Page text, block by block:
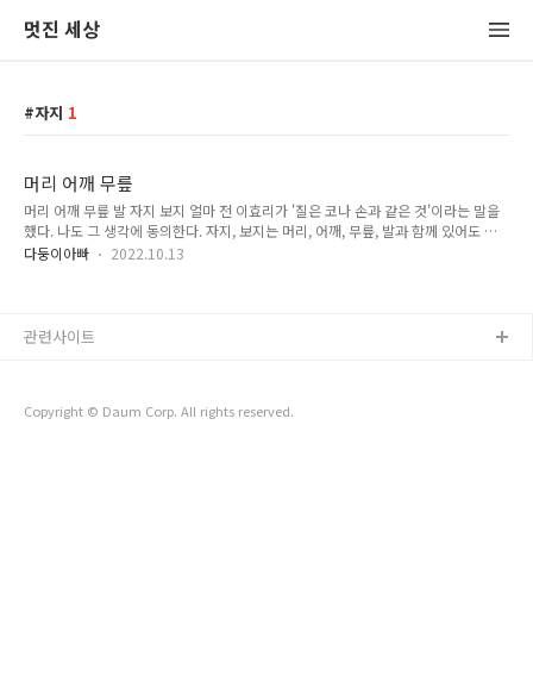
멋진 세상
자지 1
머리 어깨 무릎
머리 어깨 무릎 발 자지 보지 얼마 전 이효리가 '질은 코나 손과 같은 것'이라는 말을
했다. 나도 그 생각에 동의한다. 자지, 보지는 머리, 어깨, 무릎, 발과 함께 있어도 어
색하지 않은 말이다. 우리가 그렇게 쓰지 않아서 낯설 뿐이다. 그냥 낯설고 말면 괜찮
은 방송에서 '질'이라는 말이 나오는 게 불편하다는 좆같은 소리를 한다. 주변에서 욕
다둥이아빠 2022.10.13
Copyright © Daum Corp. All rights reserved.
관련사이트